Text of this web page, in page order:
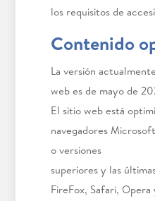
los requisitos de
Contenido
La versión
web es de mayo de
El sitio web está
navegadores
o versiones
superiores y las
FireFox, Safari,